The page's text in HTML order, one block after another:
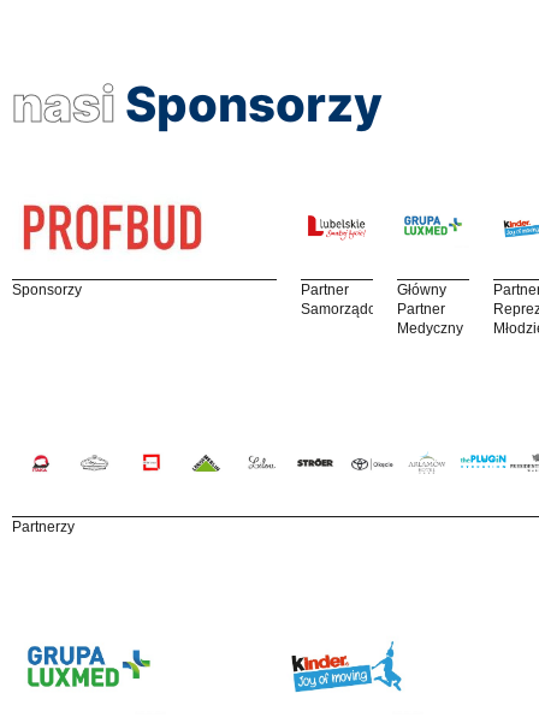
nasi Sponsorzy
Sponsorzy
Partner
Samorządowy
Główny
Partner
Medyczny
Partnerzy